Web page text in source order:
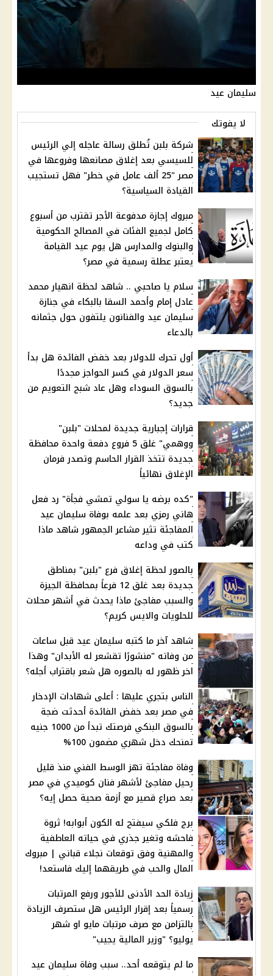
سليمان عيد
لا يفوتك
شركة بلبن تُطلق رسالة عاجله إلي الرئيس
للسيسي بعد إغلاق مصانعها وفروعها في
مصر "25 ألف عامل في خطر" فهل تستجيب
القيادة السياسية؟
مبروك إجازة مدفوعة الأجر تقترب من أسبوع
كامل لجميع الفئات في المصالح الحكومية
والبنوك والمدارس هل يوم عيد القيامة
يعتبر عطلة رسمية في مصر؟
سلام يا صاحبي .. شاهد لحظة انهيار محمد
عادل إمام وأحمد السقا بالبكاء في جنازة
سليمان عيد والفنانون يلتفون حول جثمانه
بالدعاء
أول تحرك للدولار بعد خفض الفائدة هل بدأ
سعر الدولار في كسر الحواجز مجددًا
بالسوق السوداء وهل عاد شبح التعويم من
جديد؟
قرارات إجبارية جديدة لمحلات "بلبن"
ووهمي" غلق 5 فروع دفعة واحدة محافظة
جديدة تتخذ القرار الحاسم وتصدر فرمان
الإغلاق نهائياً
"كده برضه يا سولي تمشي فجأة" رد فعل
هاني رمزي بعد علمه بوفاة سليمان عيد
المفاجئة تثير مشاعر الجمهور شاهد ماذا
كتب في وداعه
بالصور لحظة إغلاق فرع "بلبن" بمناطق
جديدة بعد غلق 12 فرعاً بمحافظة الجيزة
والسبب مفاجئ ماذا يحدث في أشهر محلات
للحلويات والايس كريم؟
شاهد آخر ما كتبه سليمان عيد قبل ساعات
من وفاته "منشورًا تقشعر له الأبدان" وهذا
اخر ظهور له بالصوره هل شعر باقتراب أجله؟
الناس بتجري عليها : أعلى شهادات الإدخار
في مصر بعد خفض الفائدة أحدثت ضجة
بالسوق البنكي فرصتك تبدأ من 1000 جنيه
تمنحك دخل شهري مضمون 100%
وفاة مفاجئة تهز الوسط الفني منذ قليل
رحيل مفاجئ لأشهر فنان كوميدي في مصر
بعد صراع قصير مع أزمة صحية حصل إيه؟
برج فلكي سيفتح له الكون أبوابه! ثروة
فاحشه وتغير جذري في حياته العاطفية
والمهنية وفق توقعات نجلاء قباني | مبروك
المال والحب في طريقهما إليك فاستعد!
زيادة الحد الأدنى للأجور ورفع المرتبات
رسمياً بعد إقرار الرئيس هل ستصرف الزيادة
بالتزامن مع صرف مرتبات مايو او شهر
يوليو؟ "وزير المالية يجيب"
ما لم يتوقعه أحد.. سبب وفاة سليمان عيد